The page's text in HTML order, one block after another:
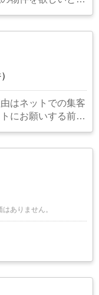
はネットでの集客
にお願いする前は
では取り扱っても
までに取引があ
ありません。